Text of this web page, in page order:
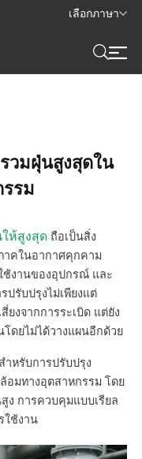
เลือกภาษา
วมฝุ่นสูงสุดใน
รม
ห้สูงสุด ถือเป็นสิ่ง
าคในอากาศคุกคาม
ช้งานของอุปกรณ์ และ
ปรับปรุงไม่เพียงแต่
งจากการระเบิด แต่ยัง
ดยไม่ได้วางแผนอีกด้วย
ำหรับการปรับปรุง
อมทางอุตสาหกรรม โดย
ง การควบคุมแบบเรียล
ใช้งาน